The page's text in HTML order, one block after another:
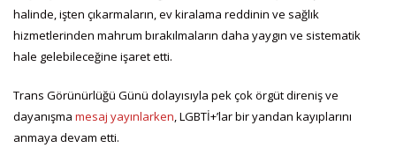
halinde, işten çıkarmaların, ev kiralama reddinin ve sağlık
hizmetlerinden mahrum bırakılmaların daha yaygın ve sistematik
hale gelebileceğine işaret etti.
Trans Görünürlüğü Günü dolayısıyla pek çok örgüt direniş ve
dayanışma mesaj yayınlarken , LGBTİ+’lar bir yandan kayıplarını
anmaya devam etti.